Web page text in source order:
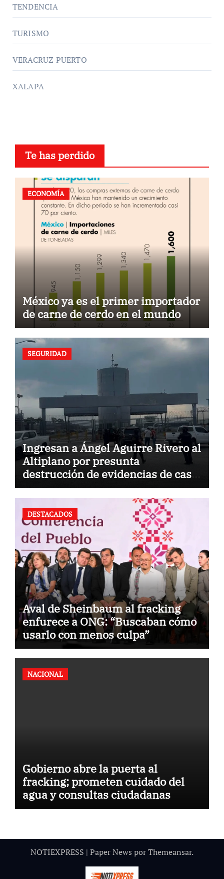
TENDENCIA
TURISMO
VERACRUZ PUERTO
XALAPA
Te has perdido
ECONOMÍA
México ya es el primer importador
de carne de cerdo en el mundo
SEGURIDAD
Ingresan a Ángel Aguirre Rivero al
Altiplano por presunta
destrucción de evidencias de caso
Ayotzinapa
DESTACADOS
Aval de Sheinbaum al fracking
enfurece a ONG: “Buscaban cómo
usarlo con menos culpa”
NACIONAL
Gobierno abre la puerta al
fracking; prometen cuidado del
agua y consultas ciudadanas
NOTIEXPRESS | Paper News porThemeansar.